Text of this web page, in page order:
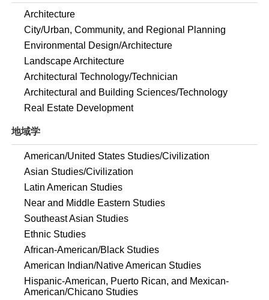
Architecture
City/Urban, Community, and Regional Planning
Environmental Design/Architecture
Landscape Architecture
Architectural Technology/Technician
Architectural and Building Sciences/Technology
Real Estate Development
地域学
American/United States Studies/Civilization
Asian Studies/Civilization
Latin American Studies
Near and Middle Eastern Studies
Southeast Asian Studies
Ethnic Studies
African-American/Black Studies
American Indian/Native American Studies
Hispanic-American, Puerto Rican, and Mexican-
American/Chicano Studies